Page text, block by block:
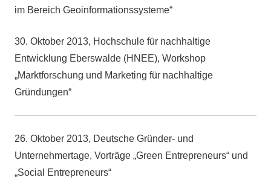
im Bereich Geoinformationssysteme“
30. Oktober 2013, Hochschule für nachhaltige
Entwicklung Eberswalde (HNEE), Workshop
„Marktforschung und Marketing für nachhaltige
Gründungen“
26. Oktober 2013, Deutsche Gründer- und
Unternehmertage, Vorträge „Green Entrepreneurs“ und
„Social Entrepreneurs“